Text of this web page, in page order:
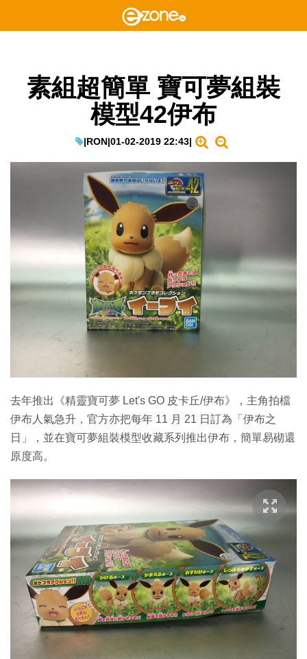
素組超簡單 寶可夢組裝
模型42伊布
|RON|01-02-2019 22:43|
去年推出《精靈寶可夢 Let's GO 皮卡丘/伊布》，主角拍檔
伊布人氣急升，官方亦把每年 11 月 21 日訂為「伊布之
日」，並在寶可夢組裝模型收藏系列推出伊布，簡單易砌還
原度高。